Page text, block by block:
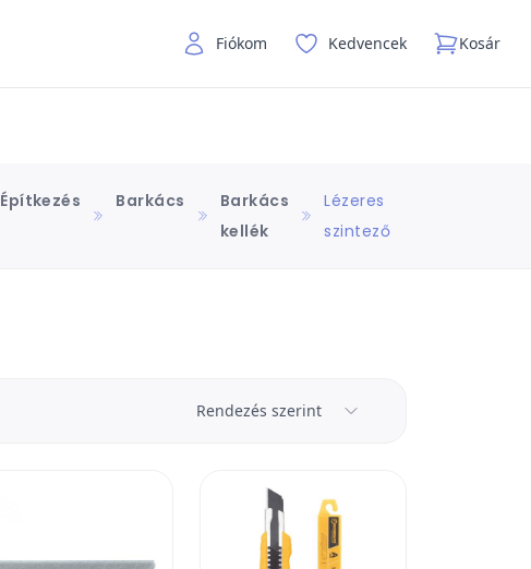
Fiókom Kedvencek Kosár
Építkezés Barkács
Barkács
kellék
Lézeres
szintező
Rendezés szerint